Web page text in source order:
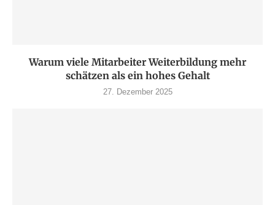
Warum viele Mitarbeiter Weiterbildung mehr
schätzen als ein hohes Gehalt
27. Dezember 2025